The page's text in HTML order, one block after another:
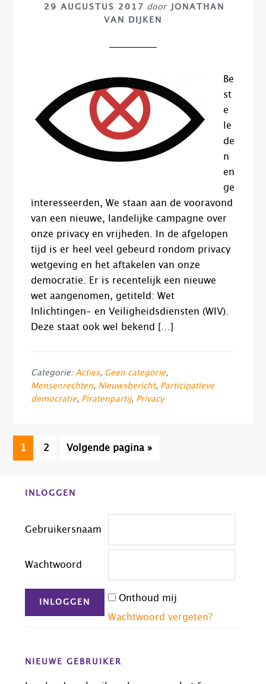
29 AUGUSTUS 2017 door
JONATHAN
VAN DIJKEN
Be
st
e
le
de
n
en
ge
ïnteresseerden, We staan aan de vooravond
van een nieuwe, landelijke campagne over
onze privacy en vrijheden. In de afgelopen
tijd is er heel veel gebeurd rondom privacy
wetgeving en het aftakelen van onze
democratie. Er is recentelijk een nieuwe
wet aangenomen, getiteld: Wet
Inlichtingen- en Veiligheidsdiensten (WIV).
Deze staat ook wel bekend […]
Categorie:Acties, Geen categorie,
Mensenrechten, Nieuwsbericht, Participatieve
democratie, Piratenpartij, Privacy
Pagina
1 Pagina
2
Ga
Volgende pagina »
Before
INLOGGEN
Gebruikersnaam
Wachtwoord
Onthoud mij
Wachtwoord vergeten?
NIEUWE GEBRUIKER